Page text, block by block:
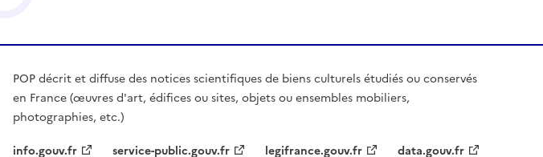
POP décrit et diffuse des notices scientifiques de biens culturels étudiés ou conservés
en France (œuvres d'art, édifices ou sites, objets ou ensembles mobiliers,
photographies, etc.)
info.gouv.fr
service-public.gouv.fr legifrance.gouv.fr data.gouv.fr